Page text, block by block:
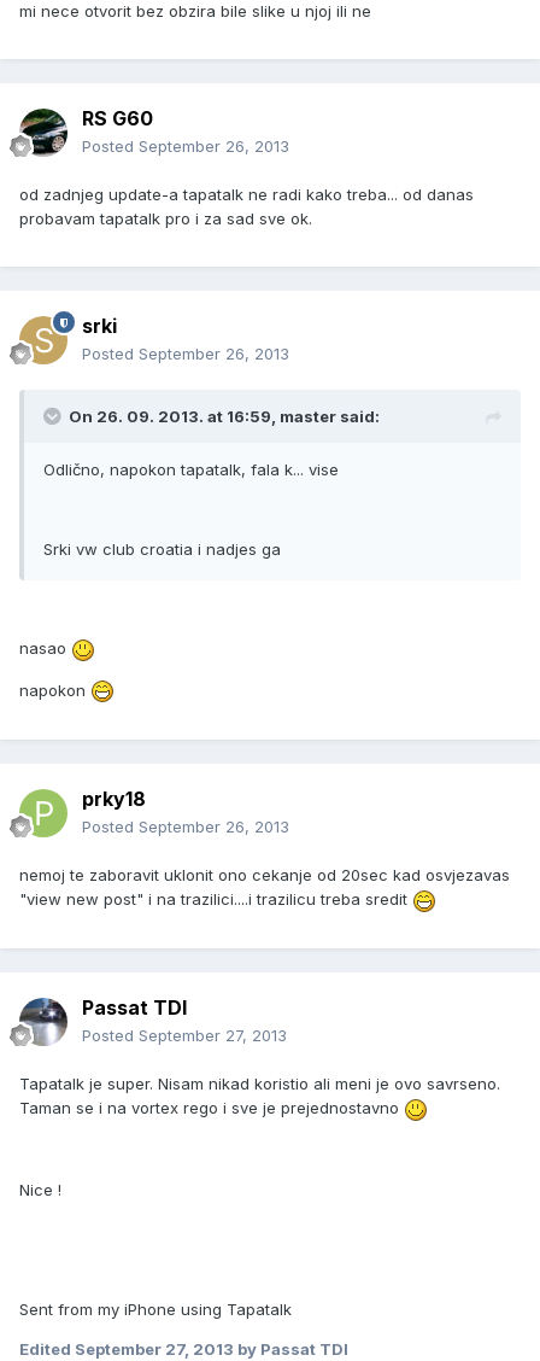
mi nece otvorit bez obzira bile slike u njoj ili ne
RS G60
Posted September 26, 2013
od zadnjeg update-a tapatalk ne radi kako treba... od danas
probavam tapatalk pro i za sad sve ok.
srki
Posted September 26, 2013
On 26. 09. 2013. at 16:59, master said:
Odlično, napokon tapatalk, fala k... vise
Srki vw club croatia i nadjes ga
nasao
napokon
prky18
Posted September 26, 2013
nemoj te zaboravit uklonit ono cekanje od 20sec kad osvjezavas
"view new post" i na trazilici....i trazilicu treba sredit
Passat TDI
Posted September 27, 2013
Tapatalk je super. Nisam nikad koristio ali meni je ovo savrseno.
Taman se i na vortex rego i sve je prejednostavno
Nice !
Sent from my iPhone using Tapatalk
Edited September 27, 2013 by Passat TDI